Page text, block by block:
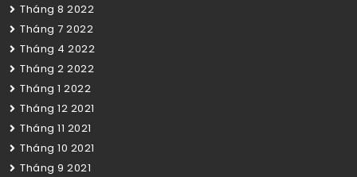
Tháng 8 2022
Tháng 7 2022
Tháng 4 2022
Tháng 2 2022
Tháng 1 2022
Tháng 12 2021
Tháng 11 2021
Tháng 10 2021
Tháng 9 2021